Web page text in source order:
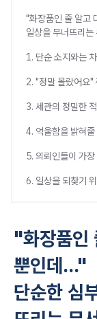
"화장품인 줄 알고
일상을 무너뜨리는
1. 단순 소지와는
2. "정말 몰랐어요"
3. 세관의 정밀한
4. 억울함을 밝혀
5. 의뢰인들이 가
6. 일상을 되찾기
"화장품인
뿐인데..."
단순한 심